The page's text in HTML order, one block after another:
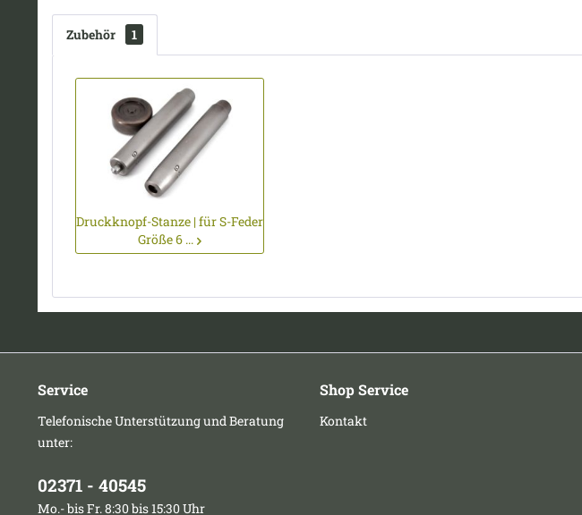
Zubehör 1
Druckknopf-Stanze | für S-Feder
Größe 6 ...
Service
Telefonische Unterstützung und Beratung
unter:
02371 - 40545
Mo.- bis Fr. 8:30 bis 15:30 Uhr
Shop Service
Kontakt